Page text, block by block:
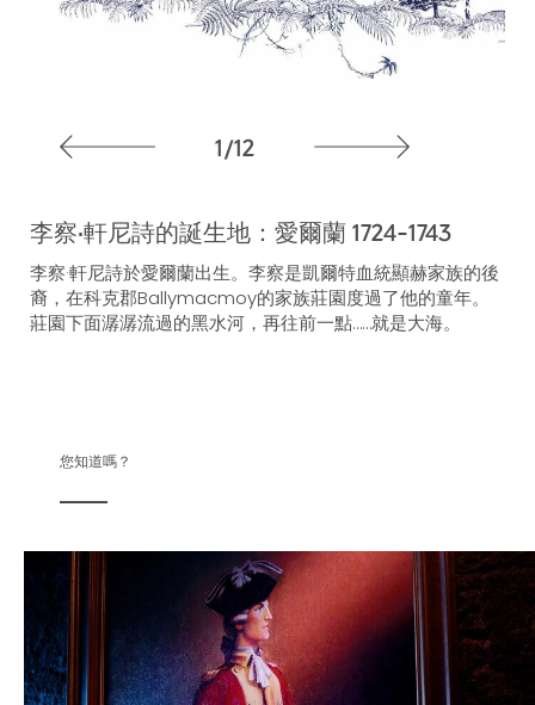
1/12
李察·軒尼詩的誕生地：愛爾蘭 1724-1743
李察·軒尼詩於愛爾蘭出生。李察是凱爾特血統顯赫家族的後
裔，在科克郡Ballymacmoy的家族莊園度過了他的童年。
莊園下面潺潺流過的黑水河，再往前一點……就是大海。
您知道嗎？